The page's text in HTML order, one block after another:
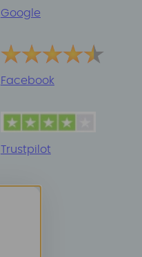
Google
Facebook
Trustpilot